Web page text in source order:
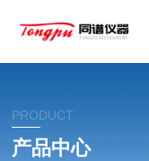
PRODUCT
产品中心